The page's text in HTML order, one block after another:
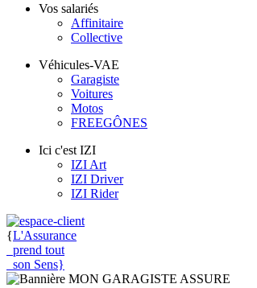
Vos salariés
Affinitaire
Collective
Véhicules-VAE
Garagiste
Voitures
Motos
FREEGÔNES
Ici c'est IZI
IZI Art
IZI Driver
IZI Rider
{L'Assurance
prend tout
son Sens}